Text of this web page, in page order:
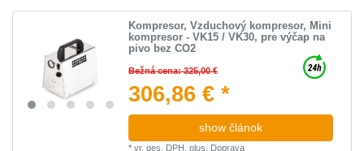
Kompresor, Vzduchový kompresor, Mini
kompresor - VK15 / VK30, pre výčap na
pivo bez CO2
Bežná cena: 325,00 €
306,86 € *
show článok
*vr. ges. DPH. plus. Doprava